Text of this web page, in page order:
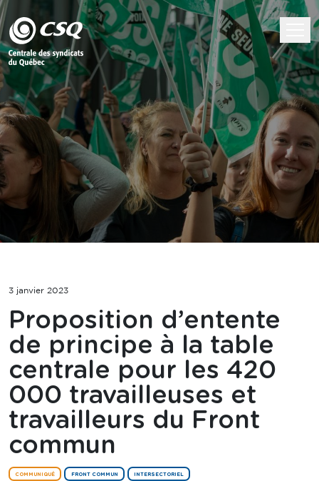
3 janvier 2023
Proposition d’entente
de principe à la table
centrale pour les 420
000 travailleuses et
travailleurs du Front
commun
COMMUNIQUÉ FRONT COMMUN INTERSECTORIEL